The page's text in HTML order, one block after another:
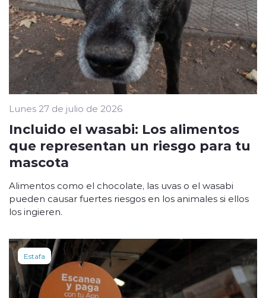
Lunes 27 de julio de 2026
Incluido el wasabi: Los alimentos
que representan un riesgo para tu
mascota
Alimentos como el chocolate, las uvas o el wasabi
pueden causar fuertes riesgos en los animales si ellos
los ingieren.
Estafa